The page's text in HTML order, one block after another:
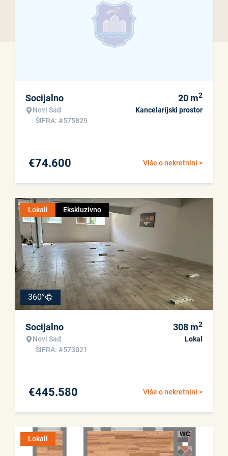
Socijalno
Novi Sad
ŠIFRA: #575829
20 m2
Kancelarijski prostor
Više o nekretnini >
€74.600
Lokali Ekskluzivno
360°
Socijalno
Novi Sad
ŠIFRA: #573021
308 m2
Lokal
Više o nekretnini >
€445.580
Lokali